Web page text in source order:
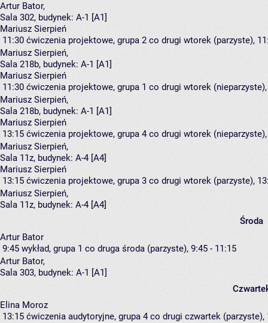
Artur Bator,
Sala 302, budynek: A-1 [A1]
Mariusz Sierpień
11:30 ćwiczenia projektowe, grupa 2 co drugi wtorek (parzyste),
Mariusz Sierpień,
Sala 218b, budynek: A-1 [A1]
Mariusz Sierpień
11:30 ćwiczenia projektowe, grupa 1 co drugi wtorek (nieparzyste),
Mariusz Sierpień,
Sala 218b, budynek: A-1 [A1]
Mariusz Sierpień
13:15 ćwiczenia projektowe, grupa 4 co drugi wtorek (nieparzyste),
Mariusz Sierpień,
Sala 11z, budynek: A-4 [A4]
Mariusz Sierpień
13:15 ćwiczenia projektowe, grupa 3 co drugi wtorek (parzyste),
Mariusz Sierpień,
Sala 11z, budynek: A-4 [A4]
Środa
Artur Bator
9:45 wykład, grupa 1 co druga środa (parzyste), 9:45 - 11:15
Artur Bator,
Sala 303, budynek: A-1 [A1]
Elina Moroz
13:15 ćwiczenia audytoryjne, grupa 4 co drugi czwartek (parzyste),